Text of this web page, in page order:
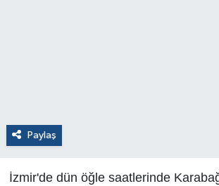
Paylaş
İzmir'de dün öğle saatlerinde